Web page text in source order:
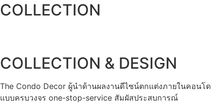
COLLECTION
COLLECTION & DESIGN
The Condo Decor ผู้นําด้านผลงานดีไซน์ตกแต่งภายในคอนโด
แบบครบวงจร one-stop-service สัมผัสประสบการณ์